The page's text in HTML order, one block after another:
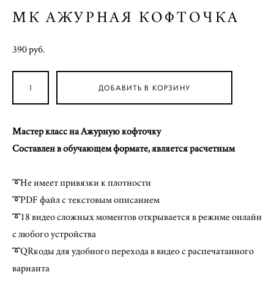
МК АЖУРНАЯ КОФТОЧКА
390 pуб.
ДОБАВИТЬ В КОРЗИНУ
Мастер класс на Ажурную кофточку
Составлен в обучающем формате, является расчетным
➰Не имеет привязки к плотности
➰PDF файл с текстовым описанием
➰18 видео сложных моментов открывается в режиме онлайн
с любого устройства
➰QRкоды для удобного перехода в видео с распечатанного
варианта